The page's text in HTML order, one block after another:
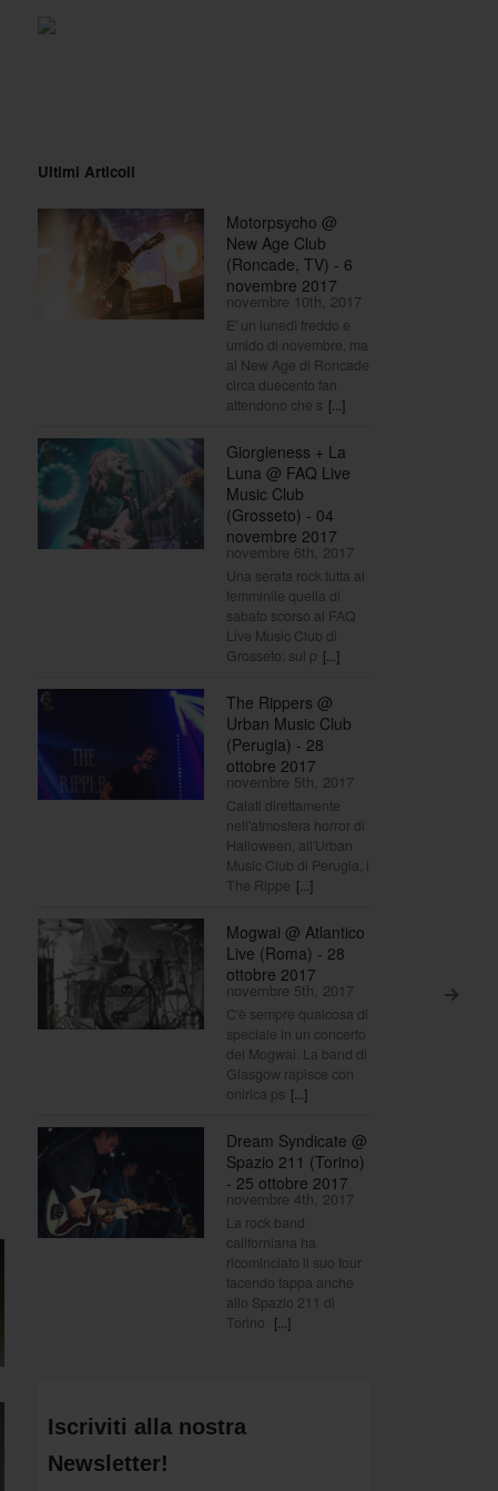
>
Ultimi Articoli
Motorpsycho @
New Age Club
(Roncade, TV) - 6
novembre 2017
novembre 10th, 2017
E' un lunedì freddo e
umido di novembre, ma
al New Age di Roncade
circa duecento fan
attendono che s [...]
Giorgieness + La
Luna @ FAQ Live
Music Club
(Grosseto) - 04
novembre 2017
novembre 6th, 2017
Una serata rock tutta al
femminile quella di
sabato scorso al FAQ
Live Music Club di
Grosseto: sul p [...]
The Rippers @
Urban Music Club
(Perugia) - 28
ottobre 2017
novembre 5th, 2017
Calati direttamente
nell'atmosfera horror di
Halloween, all'Urban
Music Club di Perugia, i
The Rippe [...]
Mogwai @ Atlantico
Live (Roma) - 28
ottobre 2017
novembre 5th, 2017
C'è sempre qualcosa di
speciale in un concerto
dei Mogwai. La band di
Glasgow rapisce con
onirica ps [...]
Dream Syndicate @
Spazio 211 (Torino)
- 25 ottobre 2017
novembre 4th, 2017
La rock band
californiana ha
ricominciato il suo tour
facendo tappa anche
allo Spazio 211 di
Torino [...]
Iscriviti alla nostra
Newsletter!